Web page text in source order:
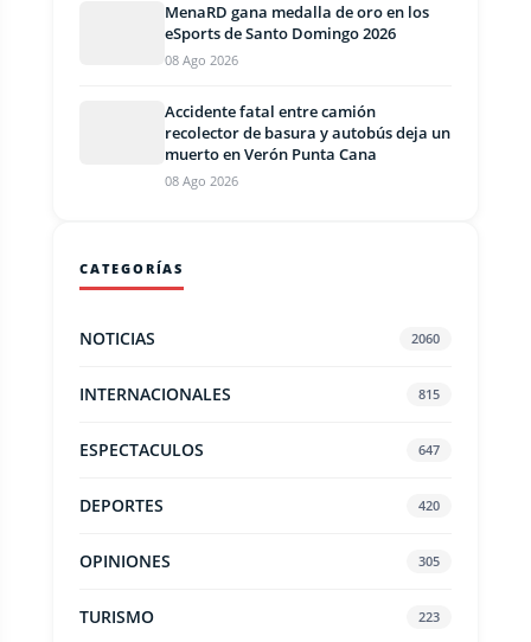
MenaRD gana medalla de oro en los
eSports de Santo Domingo 2026
08 Ago 2026
Accidente fatal entre camión
recolector de basura y autobús deja un
muerto en Verón Punta Cana
08 Ago 2026
CATEGORÍAS
NOTICIAS 2060
INTERNACIONALES 815
ESPECTACULOS 647
DEPORTES 420
OPINIONES 305
TURISMO 223